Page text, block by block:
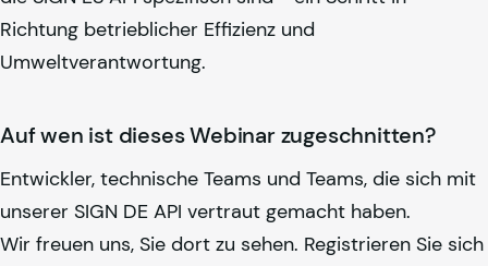
Richtung betrieblicher Effizienz und
Umweltverantwortung.
Auf wen ist dieses Webinar zugeschnitten?
Entwickler, technische Teams und Teams, die sich mit
unserer SIGN DE API vertraut gemacht haben.
Wir freuen uns, Sie dort zu sehen. Registrieren Sie sich